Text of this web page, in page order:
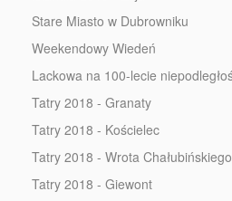
Stare Miasto w Dubrowniku
Weekendowy Wiedeń
Lackowa na 100-lecie
Tatry 2018 - Granaty
Tatry 2018 - Kościelec
Tatry 2018 - Wrota
Tatry 2018 - Giewont